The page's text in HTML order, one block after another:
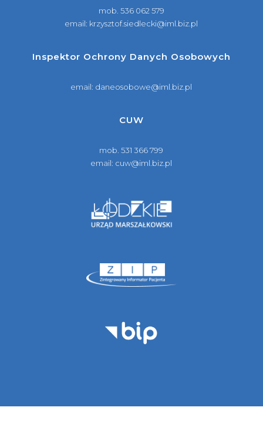
mob. 536 062 579
email: krzysztof.siedlecki@iml.biz.pl
Inspektor Ochrony Danych Osobowych
email: daneosobowe@iml.biz.pl
CUW
mob.531 366 799
email: cuw@iml.biz.pl